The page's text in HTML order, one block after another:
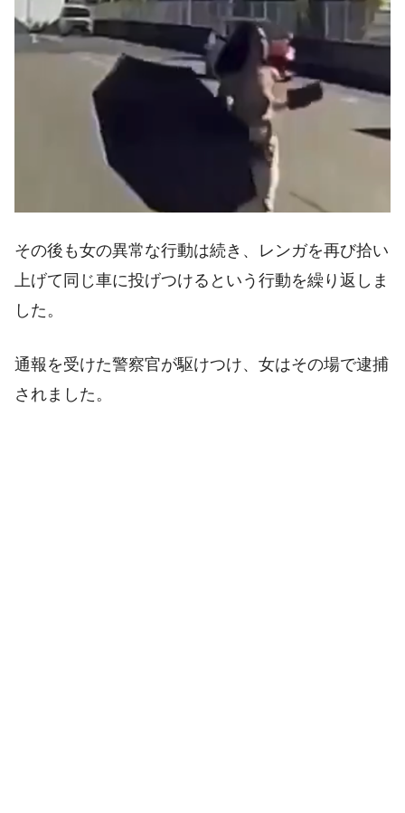
その後も女の異常な行動は続き、レンガを再び拾い
上げて同じ車に投げつけるという行動を繰り返しま
した。
通報を受けた警察官が駆けつけ、女はその場で逮捕
されました。